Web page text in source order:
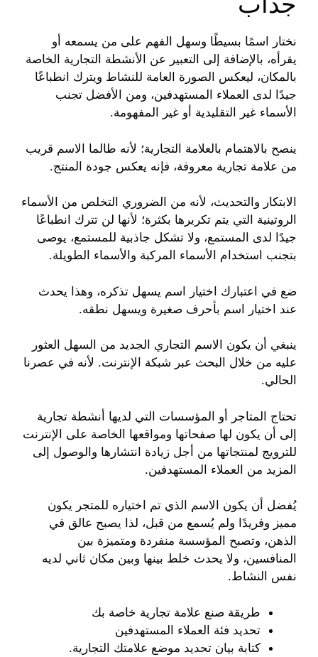
نختار اسمًا بسيطًا وسهل الفهم على من يسمعه أو
يقرأه، بالإضافة إلى التعبير عن الأنشطة التجارية الخاصة
بالمكان، ليعكس الصورة العامة للنشاط ويترك انطباعًا
جيدًا لدى العملاء المستهدفين، ومن الأفضل تجنب
الأسماء غير التقليدية أو غير المفهومة.
ينصح بالاهتمام بالعلامة التجارية؛ لأنه طالما الاسم قريب
من علامة تجارية معروفة، فإنه يعكس جودة المنتج.
الابتكار والتحديث، لأنه من الضروري التخلص من الأسماء
الروتينية التي يتم تكريرها بكثرة؛ لأنها لن تترك انطباعًا
جيدًا لدى المستمع، ولا تشكل جاذبية للمستمع، يوصى
بتجنب استخدام الأسماء المركبة والأسماء الطويلة.
ضع في اعتبارك اختيار اسم يسهل تذكره، وهذا يحدث
عند اختيار اسم بأحرف صغيرة ويسهل نطقه.
ينبغي أن يكون الاسم التجاري الجديد من السهل العثور
عليه من خلال البحث عبر شبكة الإنترنت. لأنه في عصرنا
الحالي.
تحتاج المتاجر أو المؤسسات التي لديها أنشطة تجارية
إلى أن يكون لها صفحاتها ومواقعها الخاصة على الإنترنت
للترويج لمنتجاتها من أجل زيادة انتشارها والوصول إلى
المزيد من العملاء المستهدفين.
يُفضل أن يكون الاسم الذي تم اختياره للمتجر يكون
مميز وفريدًا ولم يُسمع من قبل، لذا يصبح عالق في
الذهن، وتصبح المؤسسة منفردة ومتميزة بين
المنافسين، ولا يحدث خلط بينها وبين مكان ثاني لديه
نفس النشاط.
طريقة صنع علامة تجارية خاصة بك
تحديد فئة العملاء المستهدفين
كتابة بيان تحديد موضع علامتك التجارية.